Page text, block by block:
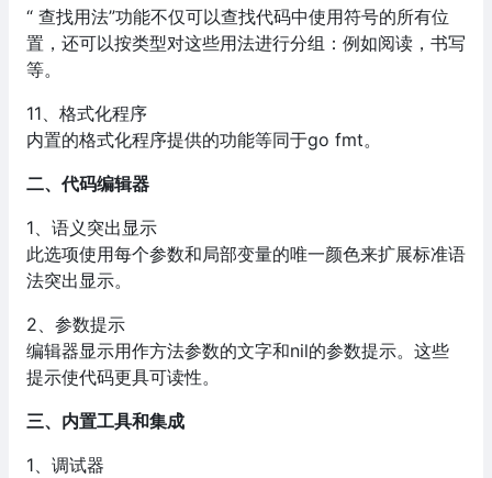
“ 查找用法”功能不仅可以查找代码中使用符号的所有位
置，还可以按类型对这些用法进行分组：例如阅读，书写
等。
11、格式化程序
内置的格式化程序提供的功能等同于go fmt。
二、代码编辑器
1、语义突出显示
此选项使用每个参数和局部变量的唯一颜色来扩展标准语
法突出显示。
2、参数提示
编辑器显示用作方法参数的文字和nil的参数提示。这些
提示使代码更具可读性。
三、内置工具和集成
1、调试器